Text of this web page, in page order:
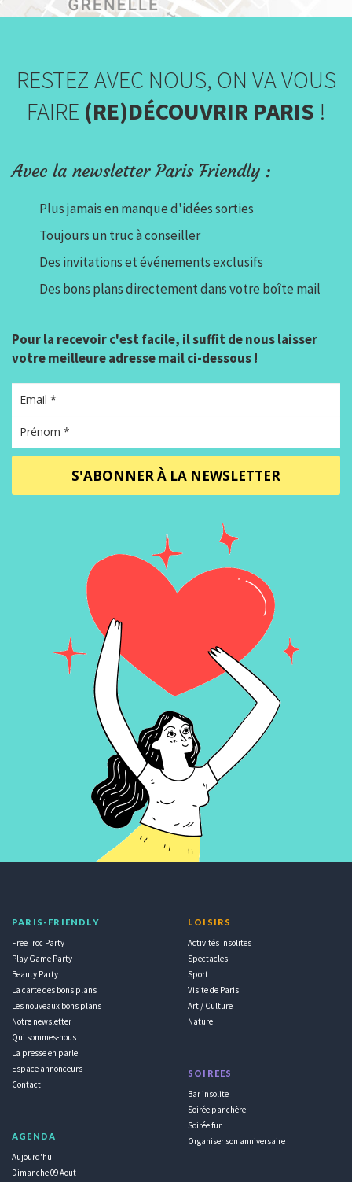
RESTEZ AVEC NOUS, ON VA VOUS
FAIRE (RE)DÉCOUVRIR PARIS !
Avec la newsletter Paris Friendly :
Plus jamais en manque d'idées sorties
Toujours un truc à conseiller
Des invitations et événements exclusifs
Des bons plans directement dans votre boîte mail
Pour la recevoir c'est facile, il suffit de nous laisser
votre meilleure adresse mail ci-dessous !
S'ABONNER À LA NEWSLETTER
PARIS-FRIENDLY
Free Troc Party
Play Game Party
Beauty Party
La carte des bons plans
Les nouveaux bons plans
Notre newsletter
Qui sommes-nous
La presse en parle
Espace annonceurs
Contact
AGENDA
Aujourd'hui
Dimanche 09 Aout
LOISIRS
Activités insolites
Spectacles
Sport
Visite de Paris
Art / Culture
Nature
SOIRÉES
Bar insolite
Soirée par chère
Soirée fun
Organiser son anniversaire